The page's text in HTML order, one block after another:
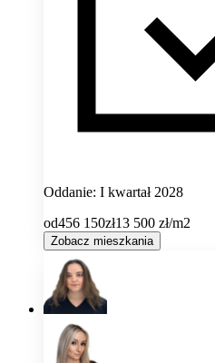
Oddanie: I kwartał 2028
od456 150zł13 500 zł/m2
Zobacz mieszkania